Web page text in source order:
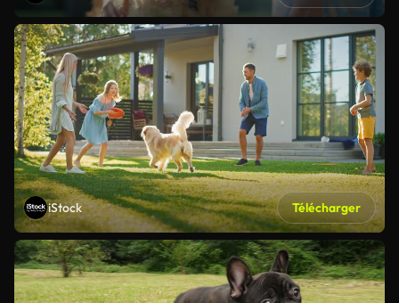
iStock Télécharger